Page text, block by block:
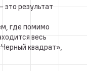
результат
где помимо
весь
квадрат»,